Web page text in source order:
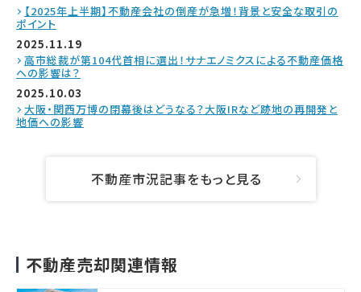
【2025年上半期】不動産会社の倒産が急増！背景と安全な取引の
ポイント
2025.11.19
高市総裁が第104代首相に選出！サナエノミクスによる不動産価格
への影響は？
2025.10.03
大阪・関西万博の閉幕後はどうなる？大阪IRなど跡地の再開発と
地価への影響
不動産市況記事をもっと見る
不動産売却関連情報